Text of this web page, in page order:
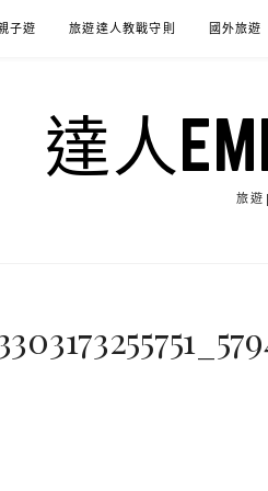
子遊 旅遊達人教戰守則 國外旅遊
達人
旅